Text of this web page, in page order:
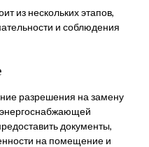
из нескольких этапов,
и соблюдения
разрешения на замену
энергоснабжающей
документы,
на помещение и